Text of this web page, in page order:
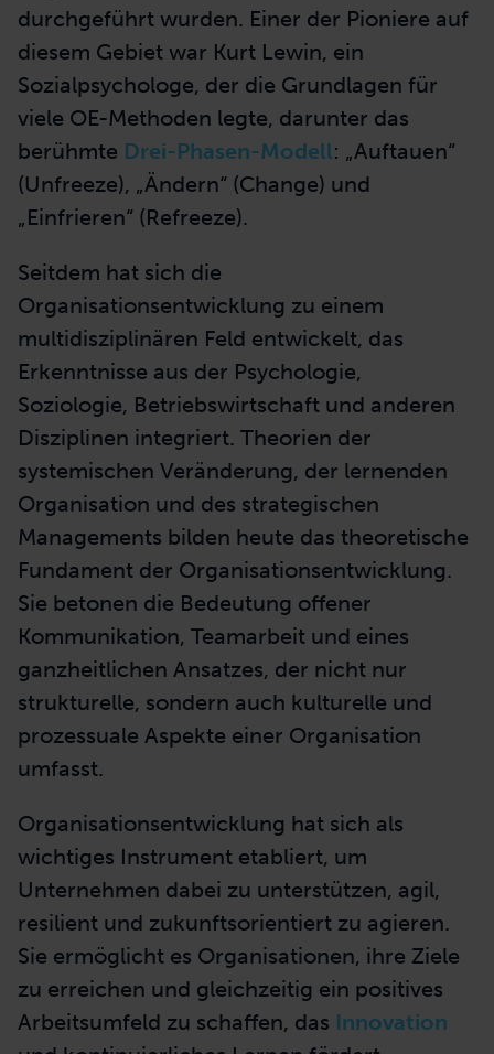
durchgeführt wurden. Einer der Pioniere auf
diesem Gebiet war Kurt Lewin, ein
Sozialpsychologe, der die Grundlagen für
viele OE-Methoden legte, darunter das
berühmte Drei-Phasen-Modell: „Auftauen“
(Unfreeze), „Ändern“ (Change) und
„Einfrieren“ (Refreeze).
Seitdem hat sich die
Organisationsentwicklung zu einem
multidisziplinären Feld entwickelt, das
Erkenntnisse aus der Psychologie,
Soziologie, Betriebswirtschaft und anderen
Disziplinen integriert. Theorien der
systemischen Veränderung, der lernenden
Organisation und des strategischen
Managements bilden heute das theoretische
Fundament der Organisationsentwicklung.
Sie betonen die Bedeutung offener
Kommunikation, Teamarbeit und eines
ganzheitlichen Ansatzes, der nicht nur
strukturelle, sondern auch kulturelle und
prozessuale Aspekte einer Organisation
umfasst.
Organisationsentwicklung hat sich als
wichtiges Instrument etabliert, um
Unternehmen dabei zu unterstützen, agil,
resilient und zukunftsorientiert zu agieren.
Sie ermöglicht es Organisationen, ihre Ziele
zu erreichen und gleichzeitig ein positives
Arbeitsumfeld zu schaffen, das Innovation